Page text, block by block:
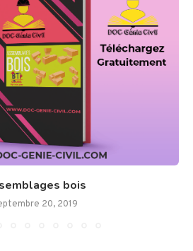
bois
20, 2019